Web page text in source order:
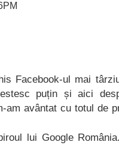
Facebook-ul mai
puțin și aici
am avântat cu totul de
lui Google